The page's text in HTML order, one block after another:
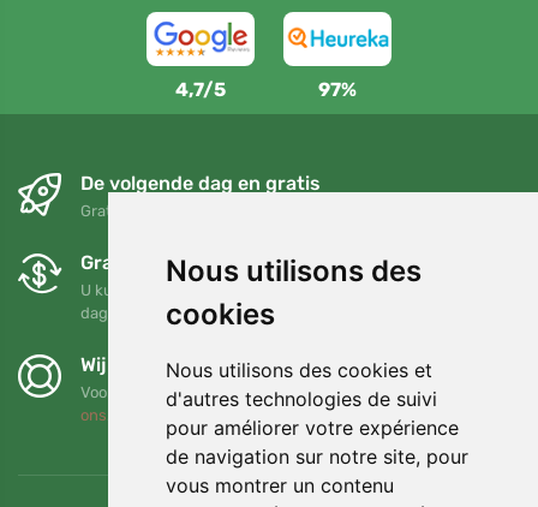
Nous utilisons des
cookies
Nous utilisons des cookies et
d'autres technologies de suivi
pour améliorer votre expérience
de navigation sur notre site, pour
vous montrer un contenu
4,7/5 97%
De volgende dag en gratis
Gratis verzending voor bestellingen boven 95 EUR
Gratis ruilen en retourneren
U kunt uw bestelling op elk gewenst moment binnen 90
dagen retourneren of ruilen
Wij steunen Trees.org
Voor elke bestelling planten we een boom! Lees meer
ons